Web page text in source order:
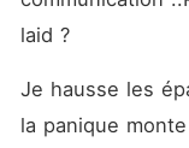
laid ?
Je hausse les
la panique